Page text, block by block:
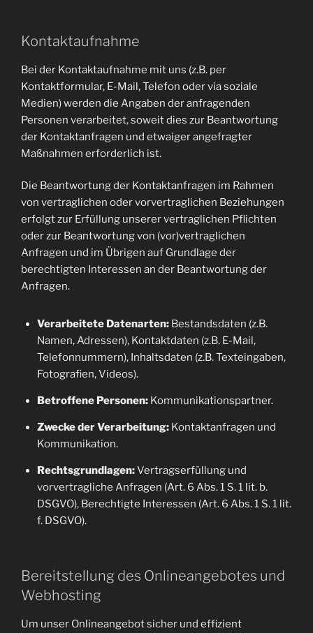
Kontaktaufnahme
Bei der Kontaktaufnahme mit uns (z.B. per
Kontaktformular, E-Mail, Telefon oder via soziale
Medien) werden die Angaben der anfragenden
Personen verarbeitet, soweit dies zur Beantwortung
der Kontaktanfragen und etwaiger angefragter
Maßnahmen erforderlich ist.
Die Beantwortung der Kontaktanfragen im Rahmen
von vertraglichen oder vorvertraglichen Beziehungen
erfolgt zur Erfüllung unserer vertraglichen Pflichten
oder zur Beantwortung von (vor)vertraglichen
Anfragen und im Übrigen auf Grundlage der
berechtigten Interessen an der Beantwortung der
Anfragen.
Verarbeitete Datenarten:Bestandsdaten (z.B.
Namen, Adressen), Kontaktdaten (z.B. E-Mail,
Telefonnummern), Inhaltsdaten (z.B. Texteingaben,
Fotografien, Videos).
Betroffene Personen:Kommunikationspartner.
Zwecke der Verarbeitung:Kontaktanfragen und
Kommunikation.
Rechtsgrundlagen:Vertragserfüllung und
vorvertragliche Anfragen (Art. 6 Abs. 1 S. 1 lit. b.
DSGVO), Berechtigte Interessen (Art. 6 Abs. 1 S. 1 lit.
f. DSGVO).
Bereitstellung des Onlineangebotes und
Webhosting
Um unser Onlineangebot sicher und effizient